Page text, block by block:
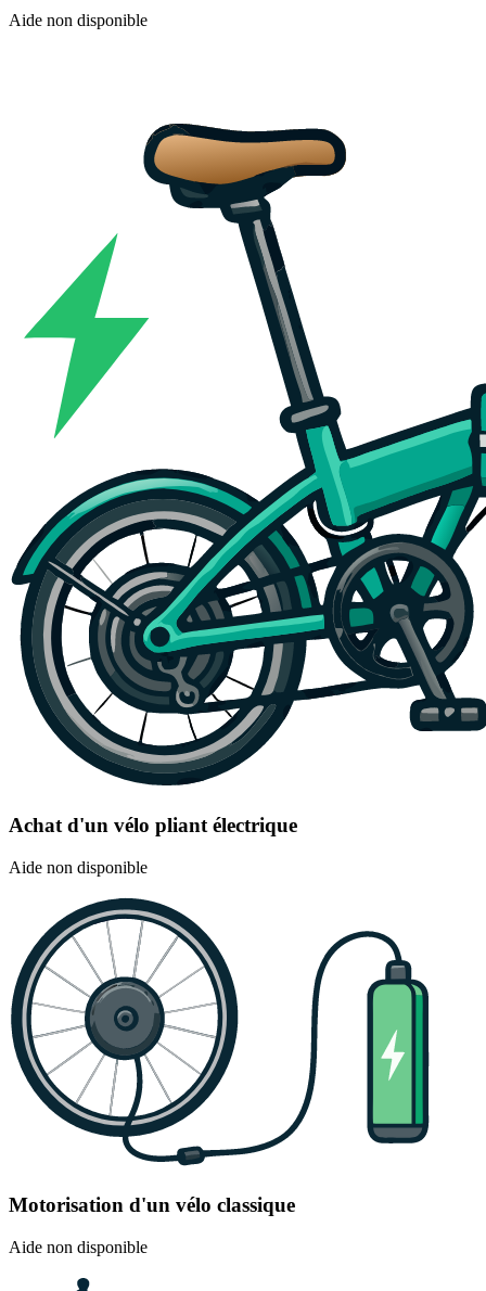
Aide non disponible
Achat d'un vélo pliant électrique
Aide non disponible
Motorisation d'un vélo classique
Aide non disponible